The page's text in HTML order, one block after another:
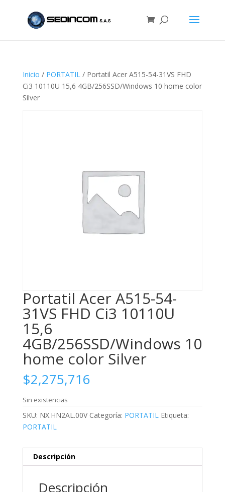
Inicio / PORTATIL/ Portatil Acer A515-54-31VS FHD
Ci3 10110U 15,6 4GB/256SSD/Windows 10 home color
Silver
Portatil Acer A515-54-
31VS FHD Ci3 10110U
15,6
4GB/256SSD/Windows 10
home color Silver
$2,275,716
Sin existencias
SKU: NX.HN2AL.00V Categoría: PORTATIL Etiqueta:
PORTATIL
Descripción
Descripción